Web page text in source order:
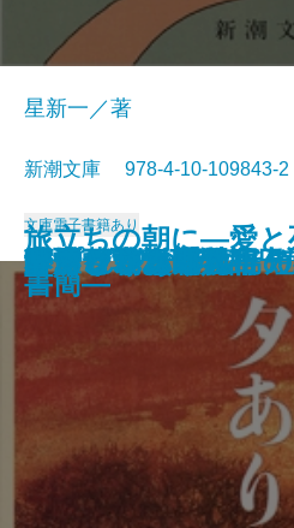
コンスタンティノ
池波正太郎の銀座日
河童が覗いたインド
春燈
秀吉と武吉 目を上
李香蘭 私の半生
秘伝の声〔上〕
秘伝の声〔下〕
姥うかれ
ありふれた手法
星新一／著
新潮文庫 978-4-10-
文庫電子書籍あり
夕あり朝あり
ランゲルハンス島
方舟さくら丸
旅立ちの朝に―愛と
書簡―
本所しぐれ町物語
かくれさと苦界行
フィツジェラルド
カンヴァスの柩
リプレイ
酔いどれ次郎八